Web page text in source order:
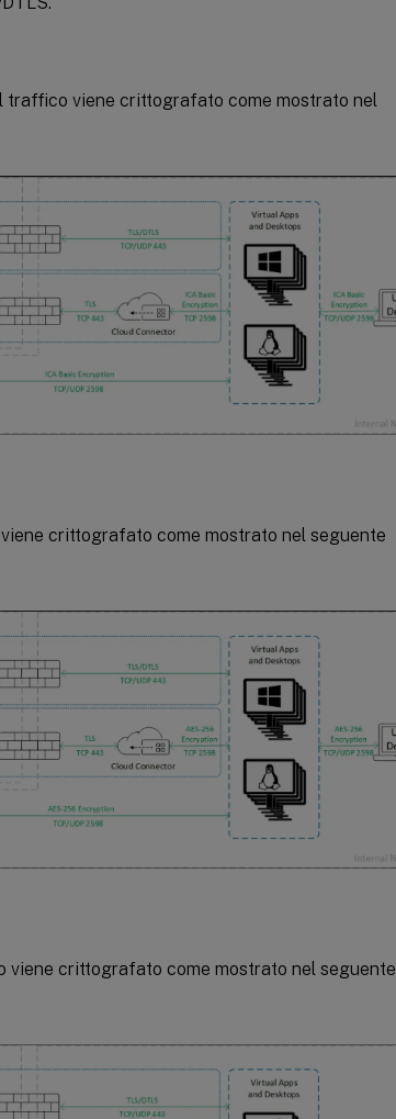
traffico viene crittografato come mostrato nel
crittografato come mostrato nel seguente
viene crittografato come mostrato nel seguente